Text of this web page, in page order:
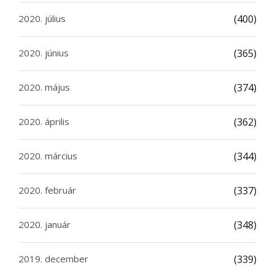
2020. július (400)
2020. június (365)
2020. május (374)
2020. április (362)
2020. március (344)
2020. február (337)
2020. január (348)
2019. december (339)